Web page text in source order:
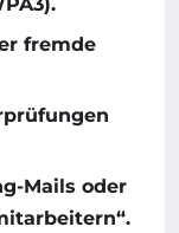
fremde
Mails oder